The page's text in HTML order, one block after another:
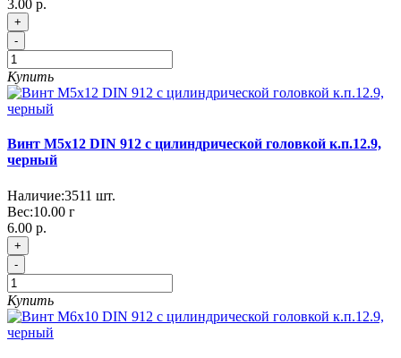
3.00 р.
+
-
Купить
Винт М5x12 DIN 912 с цилиндрической головкой к.п.12.9,
черный
Наличие:3511 шт.
Вес:10.00 г
6.00 р.
+
-
Купить